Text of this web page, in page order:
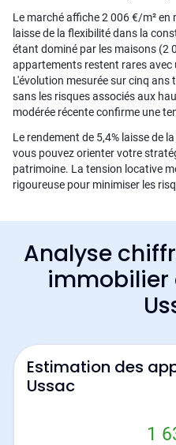
Le marché affiche 2 006 €/m² en
laisse de la flexibilité dans la
étant dominé par les maisons (2
appartements restent rares avec
L'évolution mesurée sur cinq
sans les risques associés aux
modérée récente confirme une
Le rendement de 5,4% laisse de
vous pouvez orienter votre
patrimoine. La tension locative
rigoureuse pour minimiser les
Analyse
immobilier
Estimation des
Ussac
1